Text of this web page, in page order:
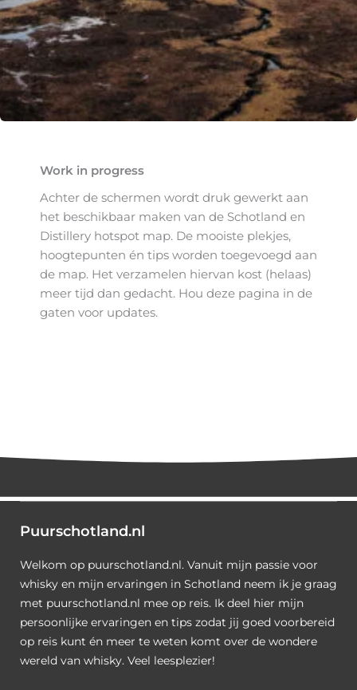
Work in progress
Achter de schermen wordt druk gewerkt aan
het beschikbaar maken van de Schotland en
Distillery hotspot map. De mooiste plekjes,
hoogtepunten én tips worden toegevoegd aan
de map. Het verzamelen hiervan kost (helaas)
meer tijd dan gedacht. Hou deze pagina in de
gaten voor updates.
Puurschotland.nl
Welkom op puurschotland.nl. Vanuit mijn passie voor
whisky en mijn ervaringen in Schotland neem ik je graag
met puurschotland.nl mee op reis. Ik deel hier mijn
persoonlijke ervaringen en tips zodat jij goed voorbereid
op reis kunt én meer te weten komt over de wondere
wereld van whisky. Veel leesplezier!